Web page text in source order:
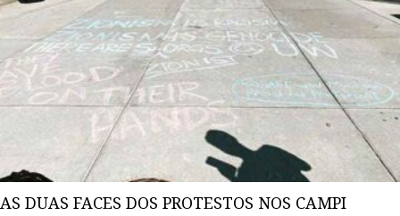
AS DUAS FACES DOS PROTESTOS NOS CAMPI